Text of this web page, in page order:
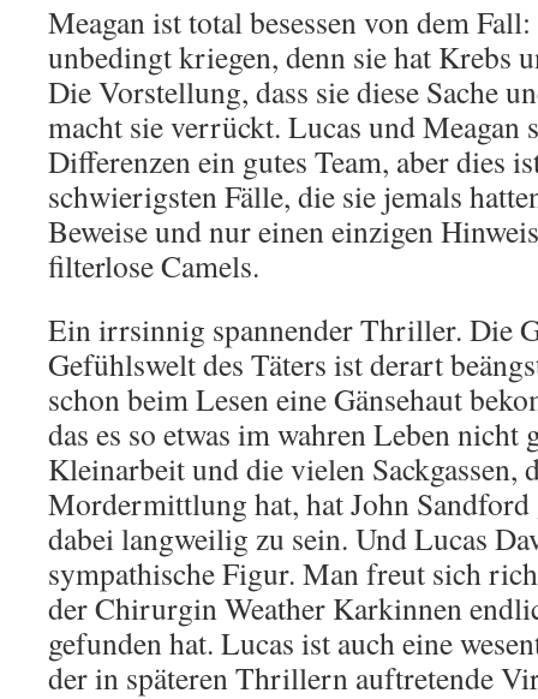
Meagan ist total besessen von dem
unbedingt kriegen, denn sie hat Krebs
Die Vorstellung, dass sie diese Sache
macht sie verrückt. Lucas und Meagan
Differenzen ein gutes Team, aber dies
schwierigsten Fälle, die sie jemals
Beweise und nur einen einzigen
filterlose Camels.
Ein irrsinnig spannender Thriller. Die
Gefühlswelt des Täters ist derart
schon beim Lesen eine Gänsehaut
das es so etwas im wahren Leben
Kleinarbeit und die vielen Sackgassen,
Mordermittlung hat, hat John Sandford
dabei langweilig zu sein. Und Lucas
sympathische Figur. Man freut sich
der Chirurgin Weather Karkinnen
gefunden hat. Lucas ist auch eine
der in späteren Thrillern auftretende